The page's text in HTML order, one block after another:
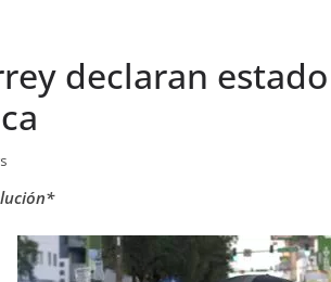
declaran